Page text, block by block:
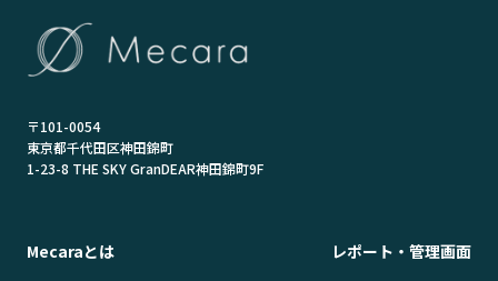
〒101-0054
東京都千代田区神田錦町
1-23-8 THE SKY GranDEAR神田錦町9F
Mecaraとは レポート・管理画面